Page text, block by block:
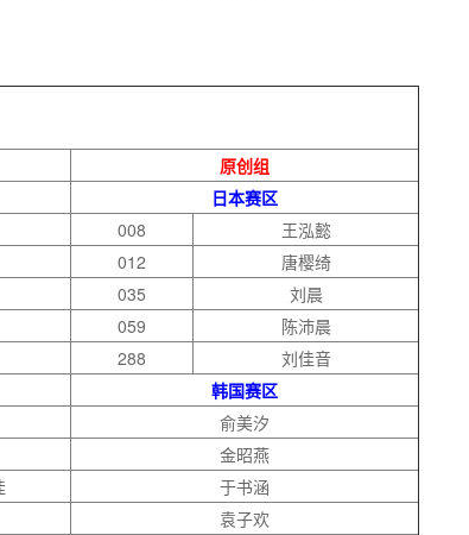
原创组
日本赛区
008
王泓懿
012
唐樱绮
035
刘晨
059
陈沛晨
288
刘佳音
韩国赛区
俞美汐
金昭燕
于书涵
袁子欢